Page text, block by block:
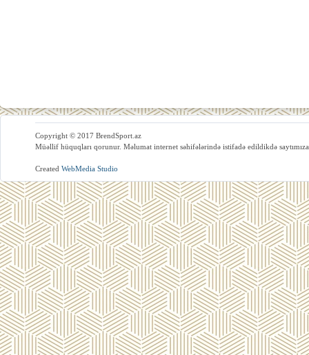
Copyright © 2017 BrendSport.az
Müəllif hüquqları qorunur. Məlumat internet səhifələrində istifadə edildikdə
Created WebMedia Studio